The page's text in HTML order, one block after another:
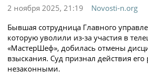
2 ноября 2025, 21:19
Novosti-n.org
Бывшая сотрудница Главного
которую уволили из-за участия в
«МастерШеф», добилась отмены
взыскания. Суд признал действия его
незаконными.